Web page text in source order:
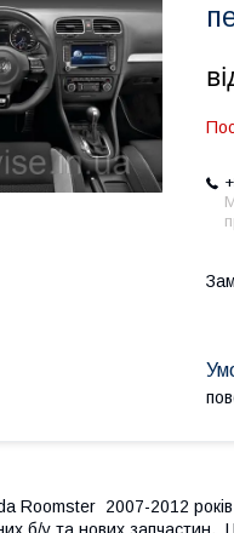
Roomster 2007-2012 років